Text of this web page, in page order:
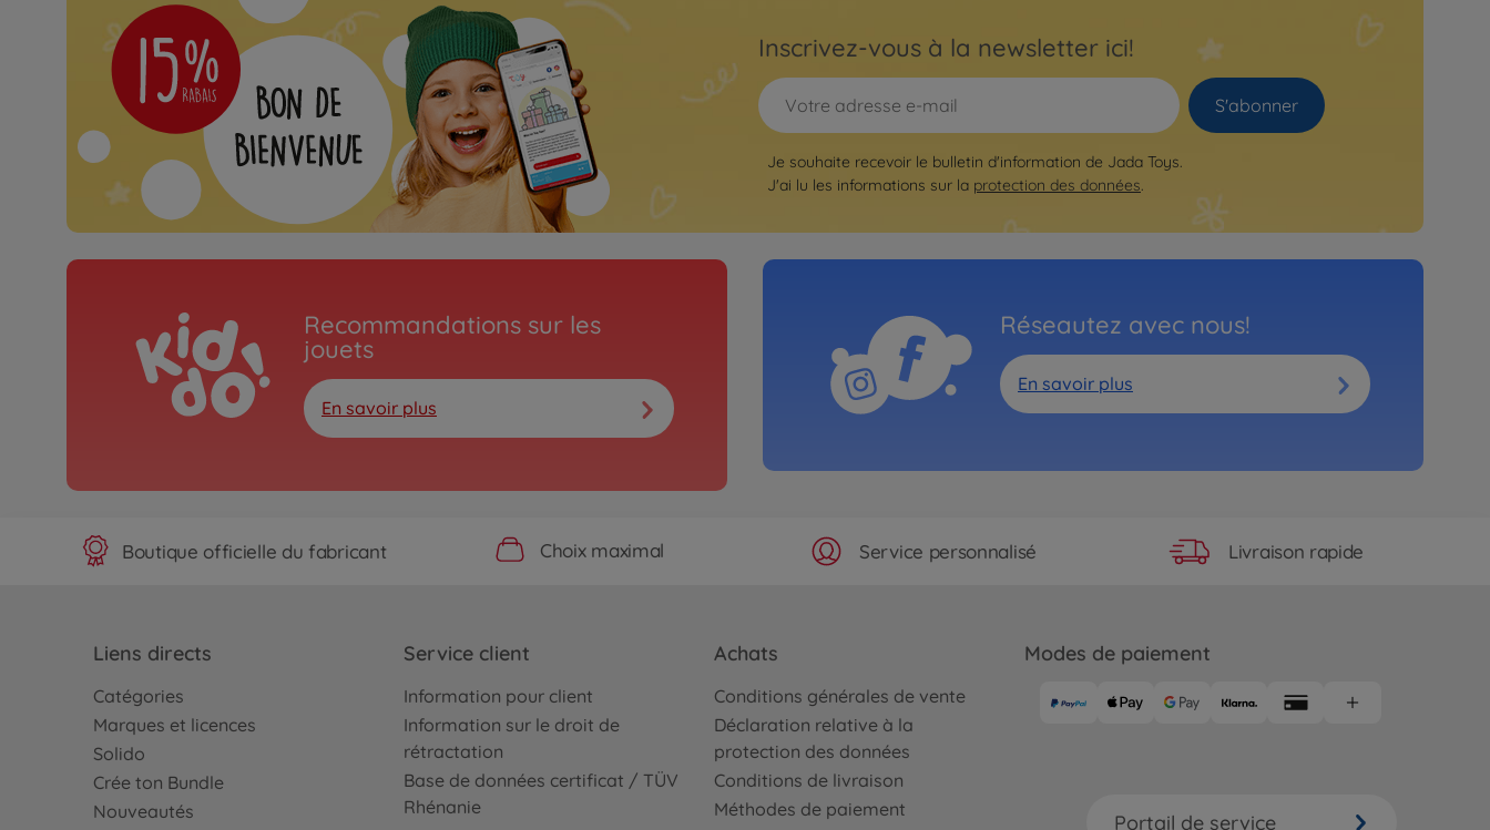
Inscrivez-vous à la newsletter ici!
S'abonner
Je souhaite recevoir le bulletin d'information de Jada Toys.
J'ai lu les informations sur la protection des données.
Recommandations sur les
jouets
En savoir plus
Réseautez avec nous!
En savoir plus
Boutique officielle du fabricant Choix maximal Service personnalisé Livraison rapide
Liens directs
Catégories
Marques et licences
Solido
Crée ton Bundle
Nouveautés
Service client
Information pour client
Information sur le droit de
rétractation
Base de données certificat / TÜV
Rhénanie
Achats
Conditions générales de vente
Déclaration relative à la
protection des données
Conditions de livraison
Méthodes de paiement
Modes de paiement
Portail de service